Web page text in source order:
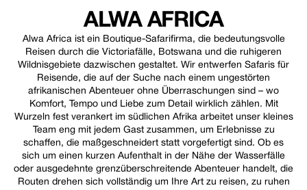
ALWA AFRICA
Alwa Africa ist ein Boutique-Safarifirma, die bedeutungsvolle
Reisen durch die Victoriafälle, Botswana und die ruhigeren
Wildnisgebiete dazwischen gestaltet. Wir entwerfen Safaris für
Reisende, die auf der Suche nach einem ungestörten
afrikanischen Abenteuer ohne Überraschungen sind – wo
Komfort, Tempo und Liebe zum Detail wirklich zählen. Mit
Wurzeln fest verankert im südlichen Afrika arbeitet unser kleines
Team eng mit jedem Gast zusammen, um Erlebnisse zu
schaffen, die maßgeschneidert statt vorgefertigt sind. Ob es
sich um einen kurzen Aufenthalt in der Nähe der Wasserfälle
oder ausgedehnte grenzüberschreitende Abenteuer handelt, die
Routen drehen sich vollständig um Ihre Art zu reisen, zu ruhen